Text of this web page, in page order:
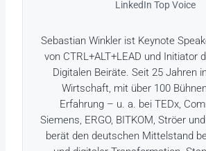
LinkedIn Top Voice
Sebastian Winkler ist Keynote
von CTRL+ALT+LEAD und Initiator
Digitalen Beiräte. Seit 25 Jahren
Wirtschaft, mit über 100
Erfahrung – u. a. bei TEDx,
Siemens, ERGO, BITKOM, Ströer
berät den deutschen Mittelstand